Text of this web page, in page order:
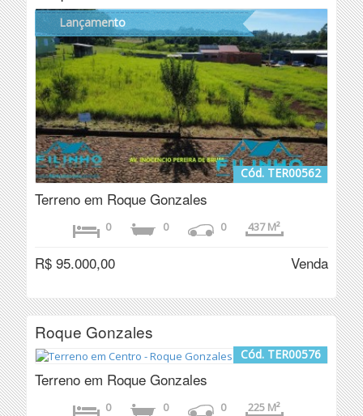
Lançamento
Cód. TER00562
Terreno em Roque Gonzales
0 0 0 437 M²
R$ 95.000,00 Venda
Roque Gonzales
Cód. TER00576
Terreno em Roque Gonzales
0 0 0 225 M²